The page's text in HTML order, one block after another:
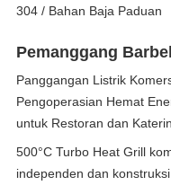
304 / Bahan Baja Paduan
Pemanggang
Panggangan Listrik
Pengoperasian Hemat
untuk Restoran dan
500°C Turbo Heat Grill
independen dan